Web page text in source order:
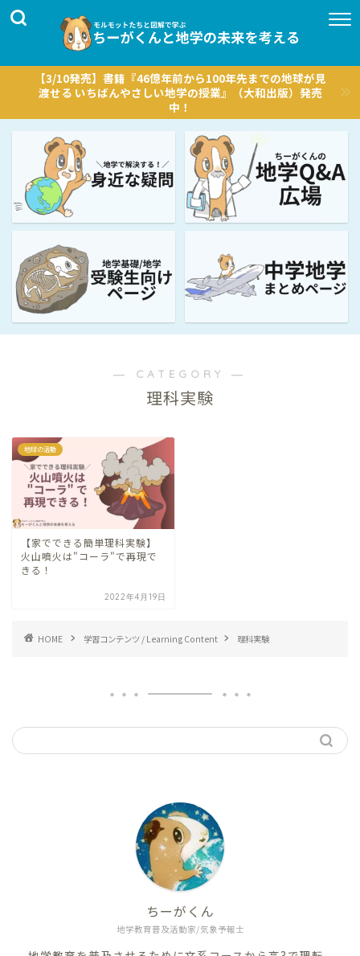
【3/10発売】書籍『46億年前から100年先までの地球が見
渡せる いちばんやさしい地学の授業』（大和出版）発売
中！
― CATEGORY ―
理科実験
地球の活動
【家でできる簡単理科実験】
火山噴火は"コーラ"で再現で
きる！
2022年4月19日
HOME 学習コンテンツ / Learning Content 理科実験
地学教育普及活動家/気象予報士
ちーがくん